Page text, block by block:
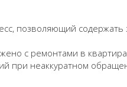
позволяющий содержать
с ремонтами в
при неаккуратном